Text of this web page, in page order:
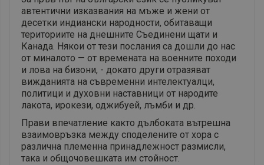
автентични изказвания на мъже и жени от
десетки индиански народности, обитаващи
териториите на днешните Съединени щати и
Канада. Някои от тези послания са дошли до нас
от миналото — от времената на военните походи
и лова на бизони, - докато други отразяват
вижданията на съвременни интелектуалци,
политици и духовни наставници от народите
лакота, ирокези, оджибуей, лъмби и др.
Прави впечатление както дълбоката вътрешна
взаимовръзка между споделените от хора с
различна племенна принадлежност размисли,
така и общочовешката им стойност.